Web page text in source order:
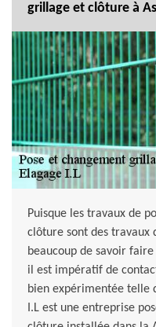
grillage et clôture à
Puisque les travaux de
clôture sont des travaux
beaucoup de savoir
il est impératif de
bien expérimentée telle
I.L est une entreprise